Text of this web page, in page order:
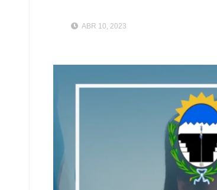
ABR 10, 2023